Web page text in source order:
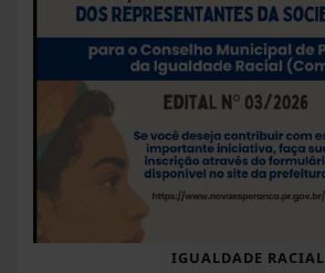
IGUALDADE RACIAL